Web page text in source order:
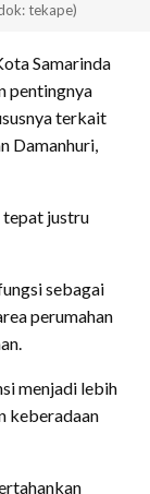
tekape)
Samarinda
pentingnya
terkait
Damanhuri,
tepat justru
sebagai
perumahan
menjadi lebih
keberadaan